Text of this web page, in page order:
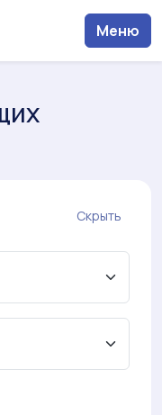
Меню
Скрыть